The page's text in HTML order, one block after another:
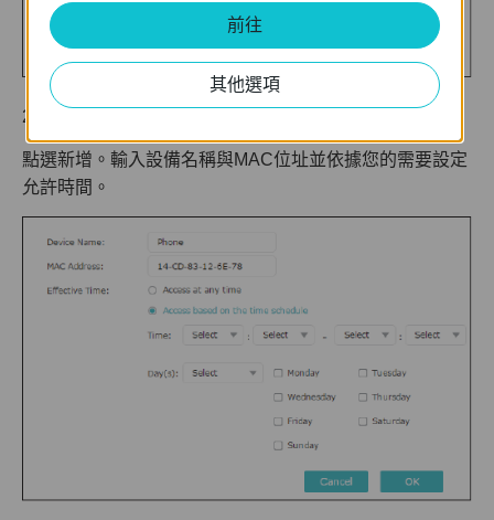
2. 在白名單中的設備點選
點選新增。輸入設備名稱與MAC位址並依據您的需要設定
允許時間。
前往
其他選項